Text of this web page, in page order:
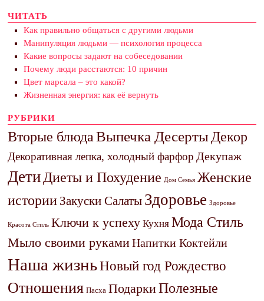
ЧИТАТЬ
Как правильно общаться с другими людьми
Манипуляция людьми — психология процесса
Какие вопросы задают на собеседовании
Почему люди расстаются: 10 причин
Цвет марсала – это какой?
Жизненная энергия: как её вернуть
РУБРИКИ
Вторые блюдаВыпечка Десерты Декор
Декоративная лепка, холодный фарфор Декупаж
ДетиДиеты и Похудение Дом Семья Женские
истории Закуски Салаты Здоровье Здоровье
Красота Стиль Ключи к успеху Кухня Мода Стиль
Мыло своими руками Напитки Коктейли
Наша жизньНовый год Рождество
Отношения Пасха ПодаркиПолезные